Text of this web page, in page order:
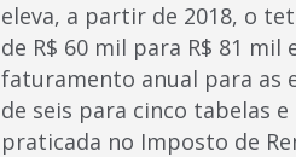
eleva, a partir de 2018, o
de R$ 60 mil para R$ 81
faturamento anual para as
de seis para cinco tabelas
praticada no Imposto de